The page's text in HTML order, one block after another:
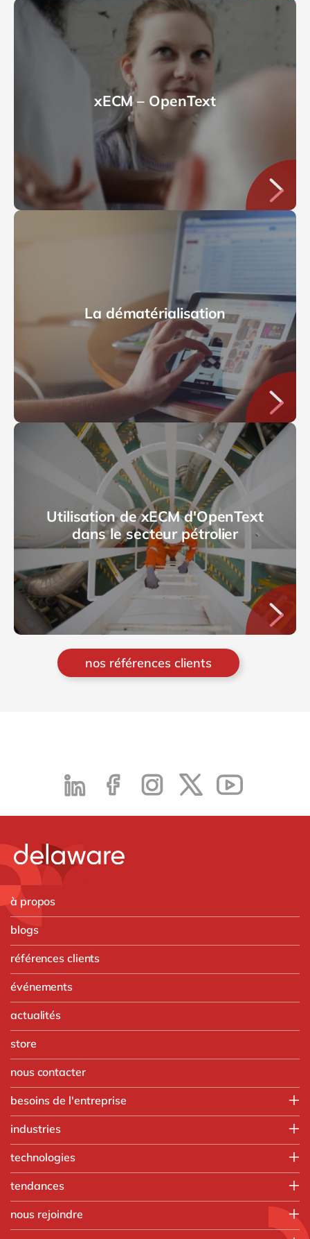
xECM – OpenText
La dématérialisation
Utilisation de xECM d'OpenText
dans le secteur pétrolier
nos références clients
à propos
blogs
références clients
événements
actualités
store
nous contacter
besoins de l'entreprise
Opérations
Ressources humaines
Ventes & marketing
tous nos services
industries
Automobile
Chimie
Commerce de gros
Fabrication discrète
technologies
Aprimo
Digizuite
tendances
Applications intelligentes
nous rejoindre